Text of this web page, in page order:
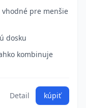
vhodné pre menšie
dosku
kombinuje
Detail kúpiť